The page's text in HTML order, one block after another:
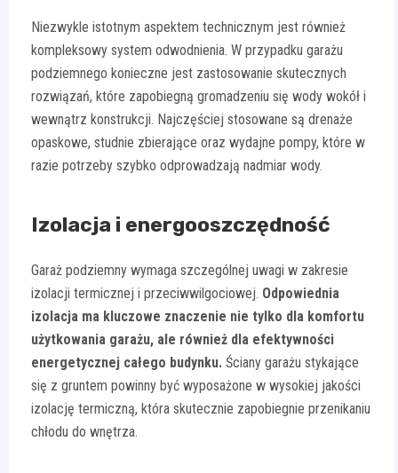
Niezwykle istotnym aspektem technicznym jest również
kompleksowy system odwodnienia. W przypadku garażu
podziemnego konieczne jest zastosowanie skutecznych
rozwiązań, które zapobiegną gromadzeniu się wody wokół i
wewnątrz konstrukcji. Najczęściej stosowane są drenaże
opaskowe, studnie zbierające oraz wydajne pompy, które w
razie potrzeby szybko odprowadzają nadmiar wody.
Izolacja i energooszczędność
Garaż podziemny wymaga szczególnej uwagi w zakresie
izolacji termicznej i przeciwwilgociowej. Odpowiednia
izolacja ma kluczowe znaczenie nie tylko dla komfortu
użytkowania garażu, ale również dla efektywności
energetycznej całego budynku. Ściany garażu stykające
się z gruntem powinny być wyposażone w wysokiej jakości
izolację termiczną, która skutecznie zapobiegnie przenikaniu
chłodu do wnętrza.